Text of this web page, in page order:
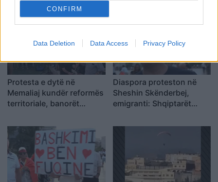
CONFIRM
Data Deletion Data Access Privacy Policy
Protesta e dytë në
Memaliaj kundër reformës
territoriale, banorët
Tepelenën
Diaspora proteston në
Sheshin Skënderbej,
emigranti: Shqiptarët
një qeveri europiane